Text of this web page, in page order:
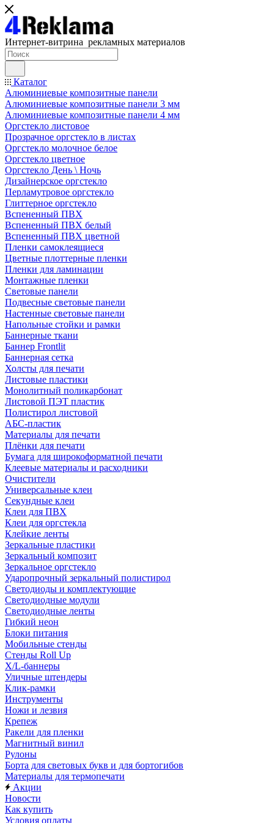
Интернет-витрина рекламных материалов
Каталог
Алюминиевые композитные панели
Алюминиевые композитные панели 3 мм
Алюминиевые композитные панели 4 мм
Оргстекло листовое
Прозрачное оргстекло в листах
Оргстекло молочное белое
Оргстекло цветное
Оргстекло День \ Ночь
Дизайнерское оргстекло
Перламутровое оргстекло
Глиттерное оргстекло
Вспененный ПВХ
Вспененный ПВХ белый
Вспененный ПВХ цветной
Пленки самоклеящиеся
Цветные плоттерные пленки
Пленки для ламинации
Монтажные пленки
Световые панели
Подвесные световые панели
Настенные световые панели
Напольные стойки и рамки
Баннерные ткани
Баннер Frontlit
Баннерная сетка
Холсты для печати
Листовые пластики
Монолитный поликарбонат
Листовой ПЭТ пластик
Полистирол листовой
АБС-пластик
Материалы для печати
Плёнки для печати
Бумага для широкоформатной печати
Клеевые материалы и расходники
Очистители
Универсальные клеи
Секундные клеи
Клеи для ПВХ
Клеи для оргстекла
Клейкие ленты
Зеркальные пластики
Зеркальный композит
Зеркальное оргстекло
Ударопрочный зеркальный полистирол
Светодиоды и комплектующие
Светодиодные модули
Светодиодные ленты
Гибкий неон
Блоки питания
Мобильные стенды
Стенды Roll Up
X/L-баннеры
Уличные штендеры
Клик-рамки
Инструменты
Ножи и лезвия
Крепеж
Ракели для пленки
Магнитный винил
Рулоны
Борта для световых букв и для бортогибов
Материалы для термопечати
Акции
Новости
Как купить
Условия оплаты